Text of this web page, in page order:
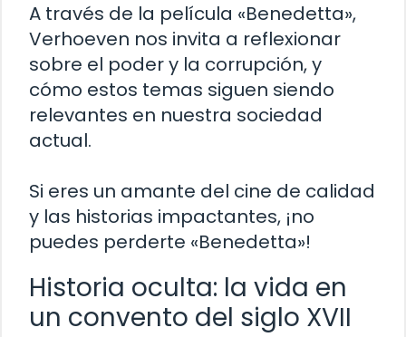
A través de la película «Benedetta»,
Verhoeven nos invita a reflexionar
sobre el poder y la corrupción, y
cómo estos temas siguen siendo
relevantes en nuestra sociedad
actual.
Si eres un amante del cine de calidad
y las historias impactantes, ¡no
puedes perderte «Benedetta»!
Historia oculta: la vida en
un convento del siglo XVII